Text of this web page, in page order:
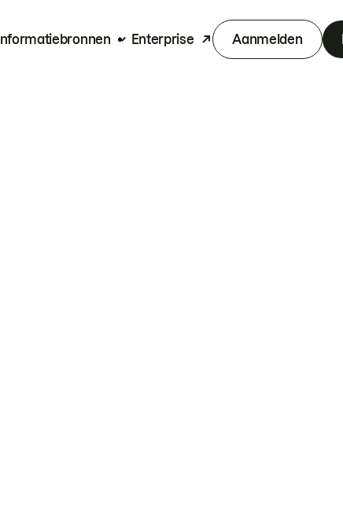
Informatiebronnen Enterprise Aanmelden